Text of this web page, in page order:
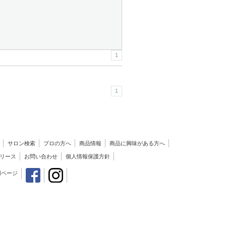
1
1
サロン検索 プロの方へ 商品情報 商品に興味がある方へ
ース お問い合わせ 個人情報保護方針
ージ